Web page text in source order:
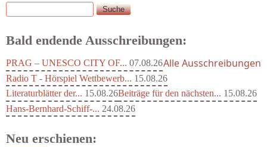
Suchformular
Suche
Bald endende Ausschreibungen:
PRAG – UNESCO CITY OF... 07.08.26
Radio T - Hörspiel Wettbewerb... 15.08.26
Literaturblätter der... 15.08.26Beiträge für den nächsten... 15.08.26
Hans-Bernhard-Schiff-... 24.08.26
Alle Ausschreibungen
Neu erschienen: